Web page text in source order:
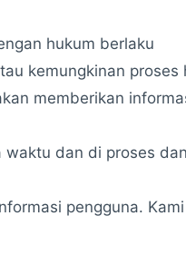
hukum berlaku
kemungkinan proses
memberikan
dan di proses
pengguna.